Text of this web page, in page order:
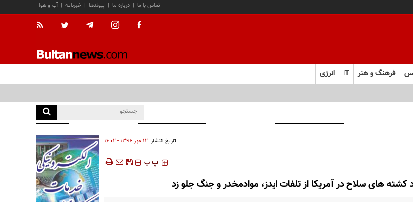
آب و هوا | خبرنامه | پیوندها | درباره ما | تماس با ما
فرهنگ و هنر IT انرژی
تاریخ انتشار: ۱۲ مهر ۱۳۹۴ - ۱۶:۰۲
‍‍‍ پ پ
کشته های سلاح در آمریکا از تلفات ایدز، موادمخدر و جنگ جلو زد